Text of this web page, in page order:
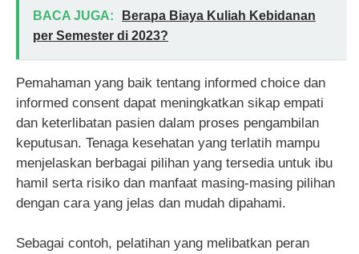
BACA JUGA:
Berapa Biaya Kuliah Kebidanan
per Semester di 2023?
Pemahaman yang baik tentang informed choice dan
informed consent dapat meningkatkan sikap empati
dan keterlibatan pasien dalam proses pengambilan
keputusan. Tenaga kesehatan yang terlatih mampu
menjelaskan berbagai pilihan yang tersedia untuk ibu
hamil serta risiko dan manfaat masing-masing pilihan
dengan cara yang jelas dan mudah dipahami.
Sebagai contoh, pelatihan yang melibatkan peran